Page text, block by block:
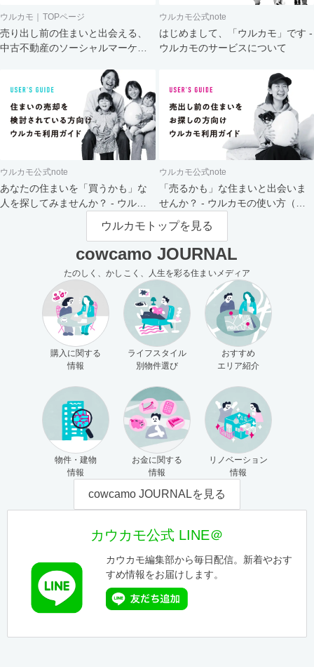
ウルカモ｜TOPページ
売り出し前の住まいと出会える、
中古不動産のソーシャルマーケッ
ウルカモ公式note
はじめまして、「ウルカモ」です -
ウルカモのサービスについて
ウルカモ公式note
あなたの住まいを「買うかも」な
人を探してみませんか？ - ウルカ
ウルカモ公式note
「売るかも」な住まいと出会いま
せんか？ - ウルカモの使い方（買
主さま向け）
ウルカモトップを見る
cowcamo JOURNAL
たのしく、かしこく、人生を彩る住まいメディア
購入に関する
情報
ライフスタイル
別物件選び
おすすめ
エリア紹介
物件・建物
情報
お金に関する
情報
リノベーション
情報
cowcamo JOURNALを見る
カウカモ公式 LINE＠
カウカモ編集部から毎日配信。新着やおす
すめ情報をお届けします。